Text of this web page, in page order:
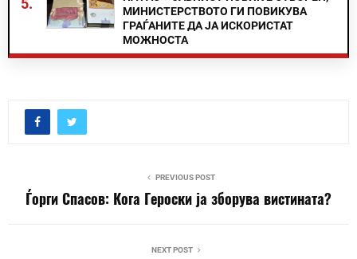
5.
МИНИСТЕРСТВОТО ГИ ПОВИКУВА
ГРАЃАНИТЕ ДА ЈА ИСКОРИСТАТ
МОЖНОСТА
PREVIOUS POST
Ѓорги Спасов: Кога Героски ја зборува вистината?
NEXT POST